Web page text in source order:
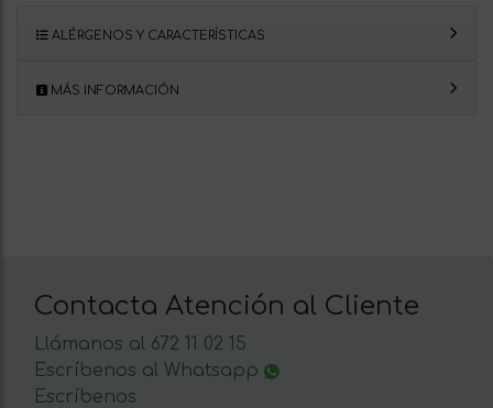
ALÉRGENOS Y CARACTERÍSTICAS
MÁS INFORMACIÓN
Contacta Atención al Cliente
Llámanos al 672 11 02 15
Escríbenos al Whatsapp
Escríbenos